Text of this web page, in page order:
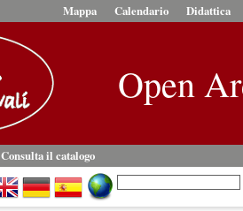
Mappa Calendario Didattica
Open
Consulta il catalogo